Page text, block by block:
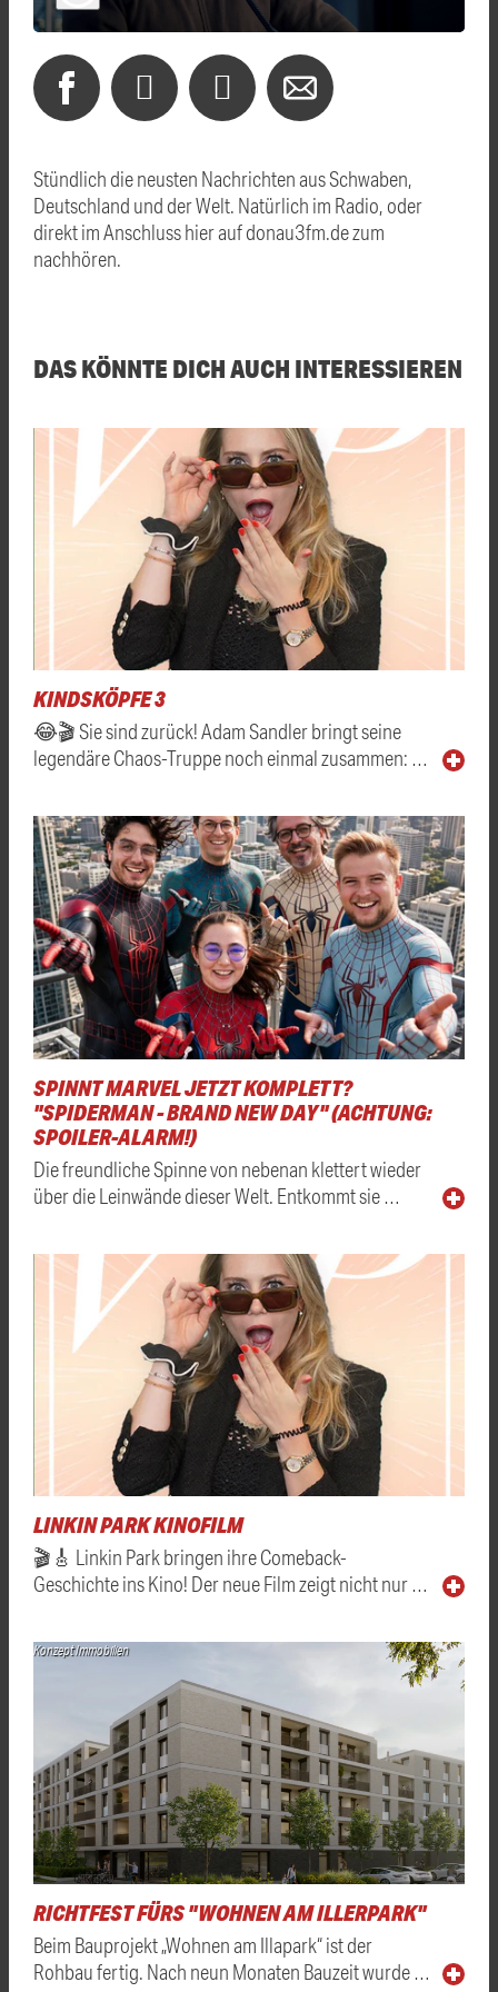
Stündlich die neusten Nachrichten aus Schwaben,
Deutschland und der Welt. Natürlich im Radio, oder
direkt im Anschluss hier auf donau3fm.de zum
nachhören.
DAS KÖNNTE DICH AUCH INTERESSIEREN
KINDSKÖPFE 3
😂🎬 Sie sind zurück! Adam Sandler bringt seine
legendäre Chaos-Truppe noch einmal zusammen: …
SPINNT MARVEL JETZT KOMPLETT?
"SPIDERMAN - BRAND NEW DAY" (ACHTUNG:
SPOILER-ALARM!)
Die freundliche Spinne von nebenan klettert wieder
über die Leinwände dieser Welt. Entkommt sie …
LINKIN PARK KINOFILM
🎬🎸 Linkin Park bringen ihre Comeback-
Geschichte ins Kino! Der neue Film zeigt nicht nur …
Konzept Immobilien
RICHTFEST FÜRS "WOHNEN AM ILLERPARK"
Beim Bauprojekt „Wohnen am Illapark“ ist der
Rohbau fertig. Nach neun Monaten Bauzeit wurde …